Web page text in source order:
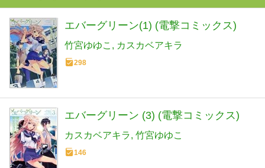
エバーグリーン(1) (電撃コミックス)
竹宮ゆゆこ カスカベアキラ
298
エバーグリーン (3) (電撃コミックス)
カスカベアキラ 竹宮ゆゆこ
146